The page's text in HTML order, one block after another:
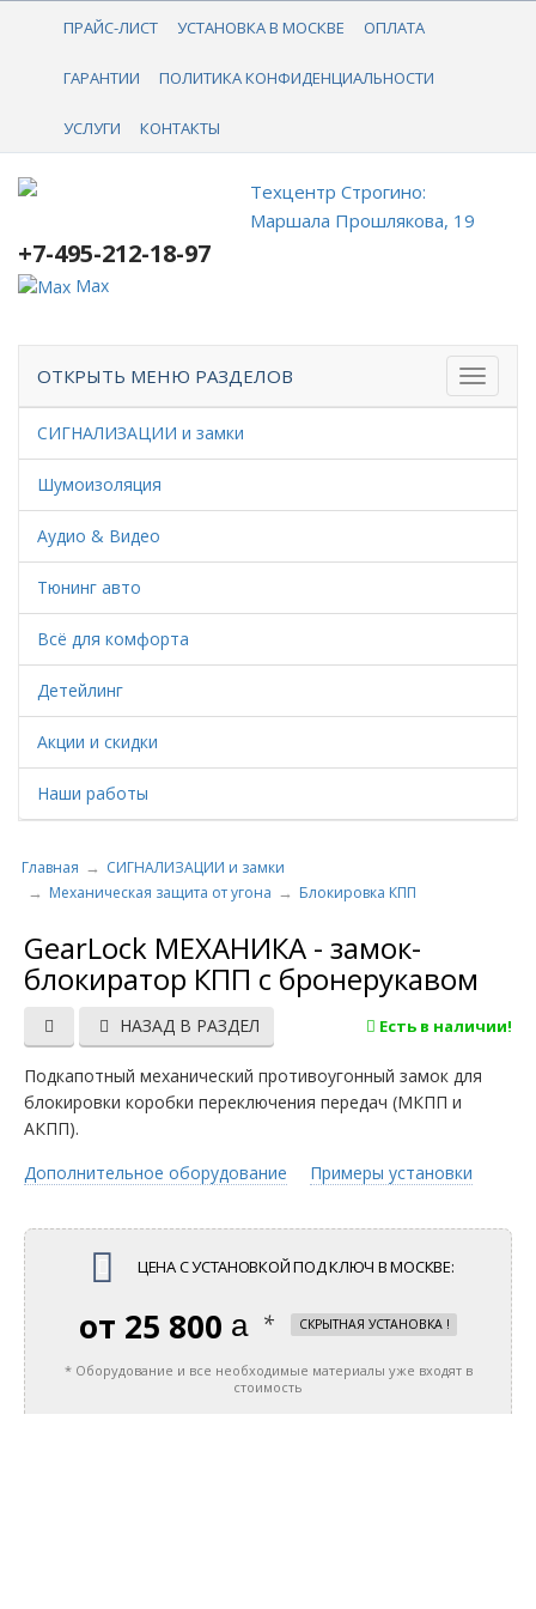
+7-495-212-18-97
ПРАЙС-ЛИСТ УСТАНОВКА В МОСКВЕ ОПЛАТА
ГАРАНТИИ ПОЛИТИКА КОНФИДЕНЦИАЛЬНОСТИ
УСЛУГИ КОНТАКТЫ
Техцентр Строгино:
Маршала Прошлякова, 19
+7-495-212-18-97
Max
ОТКРЫТЬ МЕНЮ РАЗДЕЛОВ
СИГНАЛИЗАЦИИ и замки
Шумоизоляция
Аудио & Видео
Тюнинг авто
Всё для комфорта
Детейлинг
Акции и скидки
Наши работы
Главная
СИГНАЛИЗАЦИИ и замки
Механическая защита от угона
Блокировка КПП
GearLock МЕХАНИКА - замок-
блокиратор КПП с бронерукавом
НАЗАД В РАЗДЕЛ Есть в наличии!
Подкапотный механический противоугонный замок для
блокировки коробки переключения передач (МКПП и
АКПП).
Дополнительное оборудование
Примеры установки
ЦЕНА С УСТАНОВКОЙ ПОД КЛЮЧ В МОСКВЕ:
25 800 руб.
* СКРЫТНАЯ УСТАНОВКА !
* Оборудование и все необходимые материалы уже входят в
стоимость